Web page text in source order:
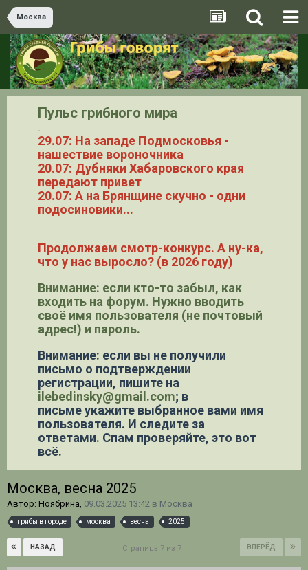
Москва
Пульс грибного мира
.
29.07: На западе Подмосковья -
нашествие вороночника
20.07: Дубняки Хабаровского края
передают привет
20.07: А на Брянщине скучно - одни
подосиновики...
Продолжаем смотр-конкурс. А ну-ка,
что у нас выросло? (в 2026 году)
Внимание: если кто-то забыл, как
входить на форум. Нужно вводить
своё имя пользователя (не почтовый
адрес!) и пароль.
Внимание: если вы не получили
письмо о подтверждении
регистрации, пишите на
ilebedinsky@gmail.com; в
письме укажите выбранное вами имя
пользователя. И следите за
ответами. Спам проверяйте, это вот
всё.
Москва, весна 2025
Автор: Ноябрина, 09.03.2025 13:42 в Москва
грибы в городе москва весна 2025
НАЗАД ВПЕРЁД
Страница 7 из 7